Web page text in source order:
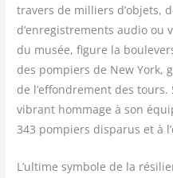
tra­vers de mil­liers d’objets,
d’enregistrements audio ou
du musée, figure la
des pom­piers de New York,
de l’effondrement des
vibrant hom­mage à son
343 pom­piers dis­pa­rus et à
L’ultime sym­bole de la